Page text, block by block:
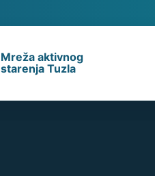
Mreža aktivnog
starenja Tuzla